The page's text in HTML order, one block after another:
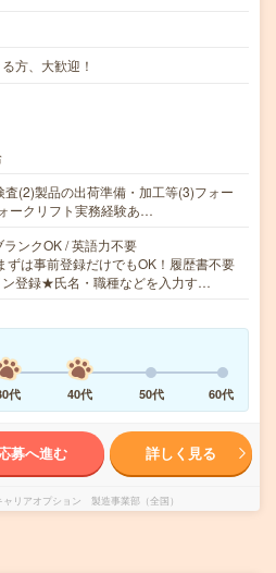
方、大歓迎！
査(2)製品の出荷準備・加工等(3)フォー
ークリフト実務経験あ…
ンクOK / 英語力不要
は事前登録だけでもOK！履歴書不要
ン登録★氏名・職種などを入力す…
代 40代 50代 60代
募へ進む 詳しく見る
リアオプション 製造事業部（全国）